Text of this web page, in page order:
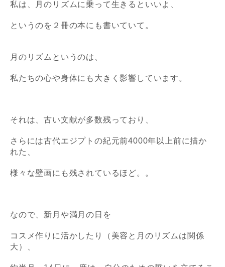
私は、月のリズムに乗って生きるといいよ、
というのを２冊の本にも書いていて。
月のリズムというのは、
私たちの心や身体にも大きく影響しています。
それは、古い文献が多数残っており、
さらには古代エジプトの紀元前4000年以上前に描か
れた、
様々な壁画にも残されているほど。。
なので、新月や満月の日を
コスメ作りに活かしたり（美容と月のリズムは関係
大）、